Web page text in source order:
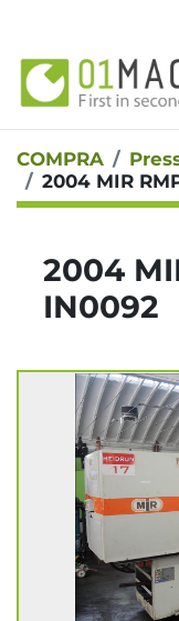
COMPRA
2004 MIR
2004
IN0092